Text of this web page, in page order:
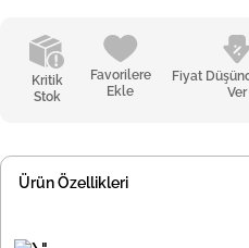
Kritik
Stok
Favorilere
Ekle
Fiyat
Ver
Ürün Özellikleri